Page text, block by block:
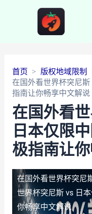
首页
版权地域限制
在国外看世界杯突尼
指南让你畅享中文解说
在国外看
日本仅限
极指南让
在国外看世界杯突尼
世界杯突尼斯 vs 日
你畅享中文解说